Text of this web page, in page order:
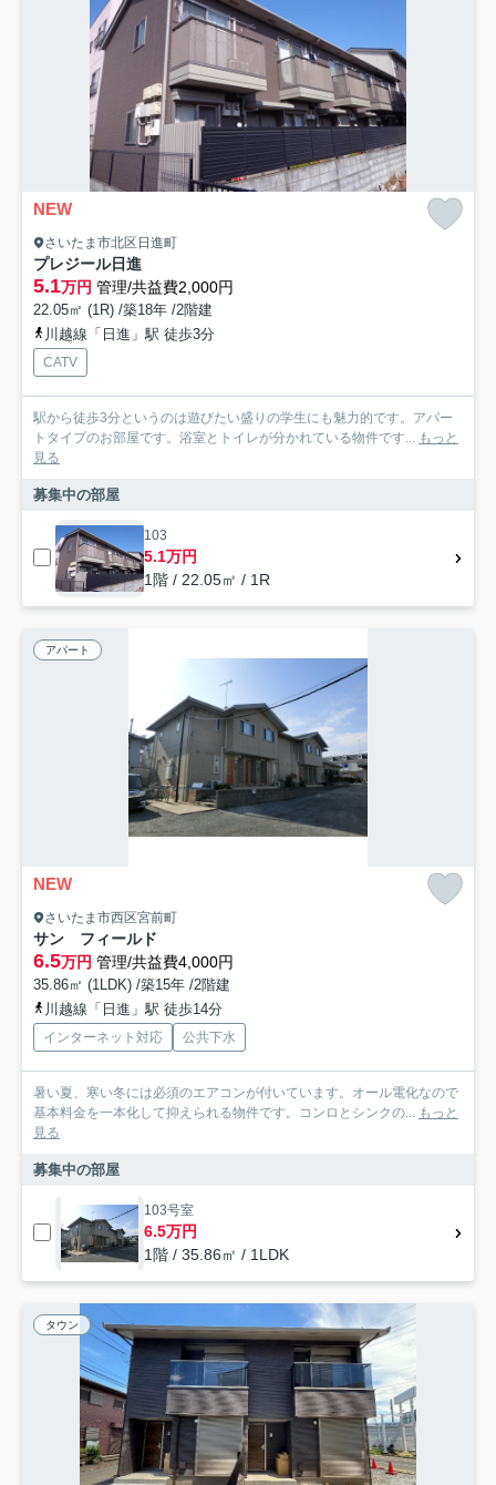
NEW
さいたま市北区日進町
プレジール日進
5.1万円 管理/共益費2,000円
22.05㎡ (1R) /築18年 /2階建
川越線「日進」駅 徒歩3分
CATV
駅から徒歩3分というのは遊びたい盛りの学生にも魅力的です。アパー
トタイプのお部屋です。浴室とトイレが分かれている物件です...
もっと
見る
募集中の部屋
103
5.1万円
1階 / 22.05㎡ / 1R
アパート
NEW
さいたま市西区宮前町
サン フィールド
6.5万円 管理/共益費4,000円
35.86㎡ (1LDK) /築15年 /2階建
川越線「日進」駅 徒歩14分
インターネット対応 公共下水
暑い夏、寒い冬には必須のエアコンが付いています。オール電化なので
基本料金を一本化して抑えられる物件です。コンロとシンクの...
もっと
見る
募集中の部屋
103号室
6.5万円
1階 / 35.86㎡ / 1LDK
タウン